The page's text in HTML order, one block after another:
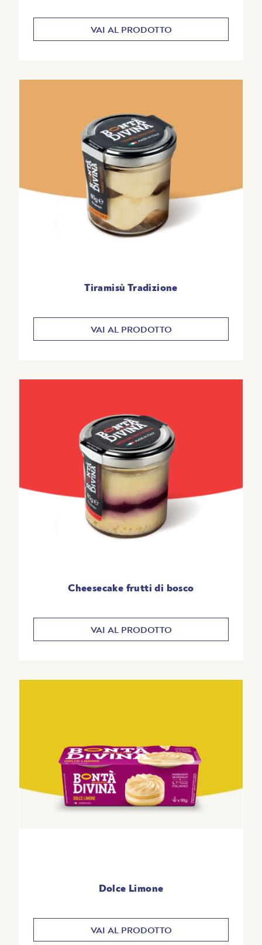
VAI AL PRODOTTO
Tiramisù Tradizione
VAI AL PRODOTTO
Cheesecake frutti di bosco
VAI AL PRODOTTO
Dolce Limone
VAI AL PRODOTTO